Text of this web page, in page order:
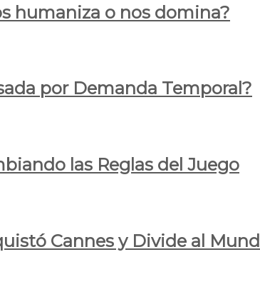
humaniza o nos domina?
por Demanda Temporal?
las Reglas del Juego
Cannes y Divide al